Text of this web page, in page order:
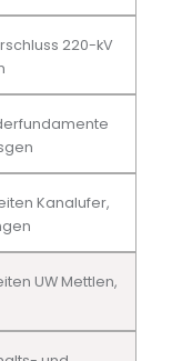
220-kV
Kanalufer,
UW Mettlen,